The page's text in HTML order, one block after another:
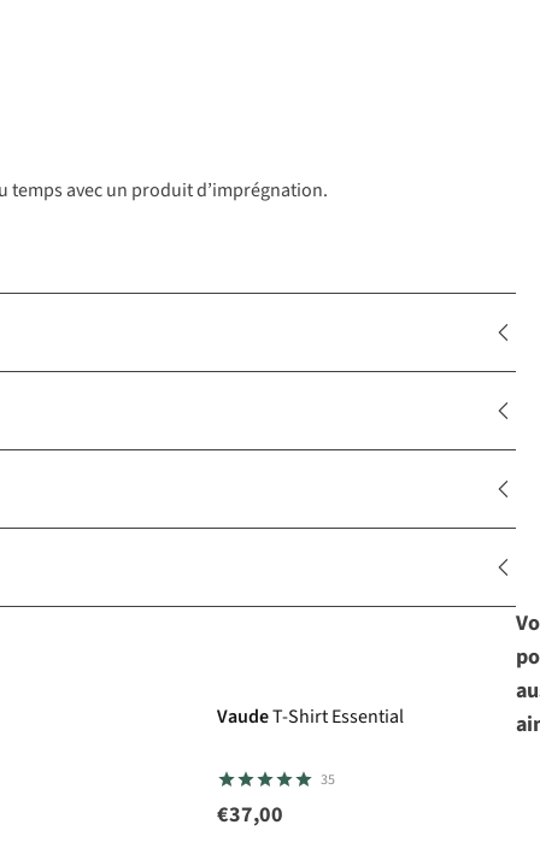
temps avec un produit d’imprégnation.
VaudeT-Shirt Essential
35
€37,00